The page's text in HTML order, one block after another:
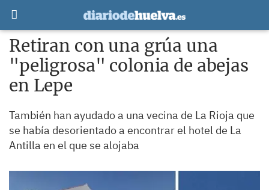
Retiran con una grúa una
"peligrosa" colonia de abejas
en Lepe
También han ayudado a una vecina de La Rioja que
se había desorientado a encontrar el hotel de La
Antilla en el que se alojaba